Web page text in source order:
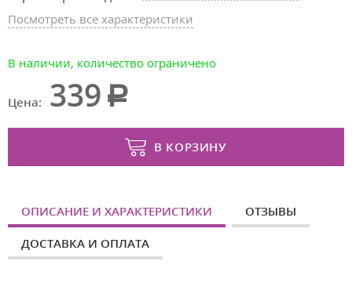
Посмотреть все характеристики
В наличии, количество ограничено
Цена: 339
В КОРЗИНУ
ОПИСАНИЕ И ХАРАКТЕРИСТИКИ ОТЗЫВЫ
ДОСТАВКА И ОПЛАТА